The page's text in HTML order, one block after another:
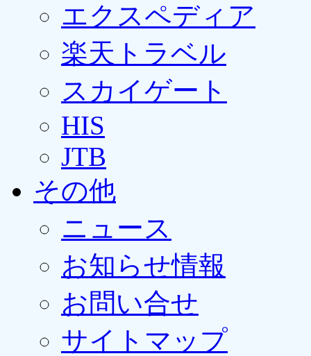
エクスペディア
楽天トラベル
スカイゲート
HIS
JTB
その他
ニュース
お知らせ情報
お問い合せ
サイトマップ